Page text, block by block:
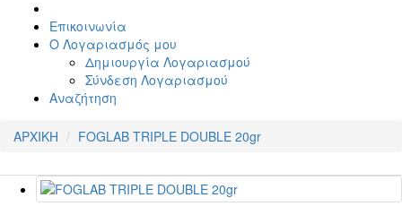
Επικοινωνία
Ο Λογαριασμός μου
Δημιουργία Λογαριασμού
Σύνδεση Λογαριασμού
Αναζήτηση
ΑΡΧΙΚΗ FOGLAB TRIPLE DOUBLE 20gr